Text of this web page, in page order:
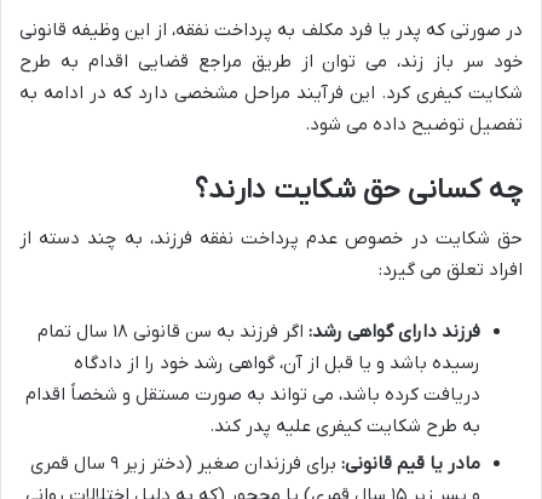
در صورتی که پدر یا فرد مکلف به پرداخت نفقه، از این وظیفه قانونی
خود سر باز زند، می توان از طریق مراجع قضایی اقدام به طرح
شکایت کیفری کرد. این فرآیند مراحل مشخصی دارد که در ادامه به
تفصیل توضیح داده می شود.
چه کسانی حق شکایت دارند؟
حق شکایت در خصوص عدم پرداخت نفقه فرزند، به چند دسته از
افراد تعلق می گیرد:
فرزند دارای گواهی رشد:
اگر فرزند به سن قانونی ۱۸ سال تمام
رسیده باشد و یا قبل از آن، گواهی رشد خود را از دادگاه
دریافت کرده باشد، می تواند به صورت مستقل و شخصاً اقدام
به طرح شکایت کیفری علیه پدر کند.
مادر یا قیم قانونی:
برای فرزندان صغیر (دختر زیر ۹ سال قمری